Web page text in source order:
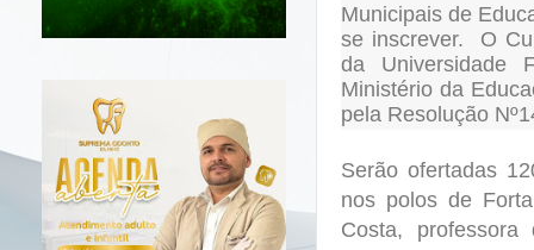
Municipais de
se inscrever. O
da Universidade
Ministério da
pela Resolução
Serão ofertadas
nos polos de
Costa,